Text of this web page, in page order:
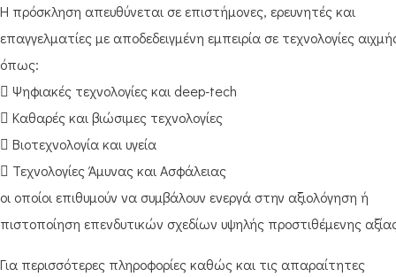
Η πρόσκληση απευθύνεται σε επιστήμονες, ερευνητές και
επαγγελματίες με αποδεδειγμένη εμπειρία σε τεχνολογίες
όπως:
 Ψηφιακές τεχνολογίες και deep-tech
 Καθαρές και βιώσιμες τεχνολογίες
 Βιοτεχνολογία και υγεία
 Τεχνολογίες Άμυνας και Ασφάλειας
οι οποίοι επιθυμούν να συμβάλουν ενεργά στην αξιολόγηση ή
πιστοποίηση επενδυτικών σχεδίων υψηλής προστιθέμενης
Για περισσότερες πληροφορίες καθώς και τις απαραίτητες